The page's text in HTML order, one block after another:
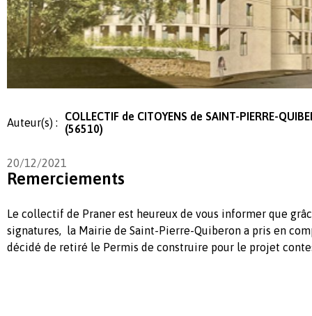
Auteur(s) :
COLLECTIF de CITOYENS de SAINT-PIERRE-
(56510)
20/12/2021
Remerciements
Le collectif de Praner est heureux de vous informer que
signatures, la Mairie de Saint-Pierre-Quiberon a pris en
décidé de retiré le Permis de construire pour le projet